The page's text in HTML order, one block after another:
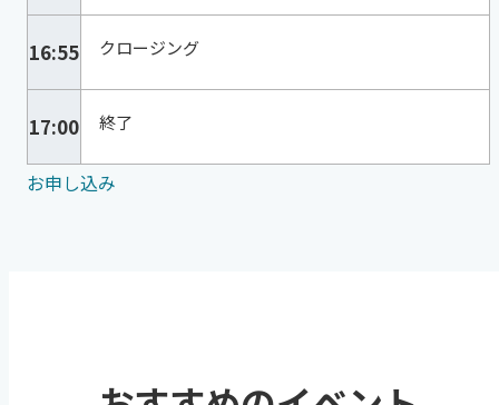
16:55 クロージング
17:00 終了
お申し込み